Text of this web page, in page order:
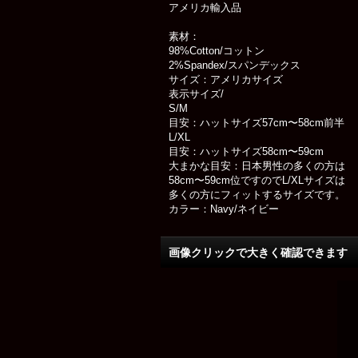
アメリカ輸入品
素材：
98%Cotton/コットン
2%Spandex/スパンデックス
サイズ：アメリカサイズ
表示サイズ/
S/M
目安：ハットサイズ57cm〜58cm前半
L/XL
目安：ハットサイズ58cm〜59cm
大まかな目安：日本男性の多くの方は
58cm〜59cm位ですのでL/XLサイズは
多くの方にフィットするサイズです。
カラー：Navy/ネイビー
画像クリックで大きく確認できま